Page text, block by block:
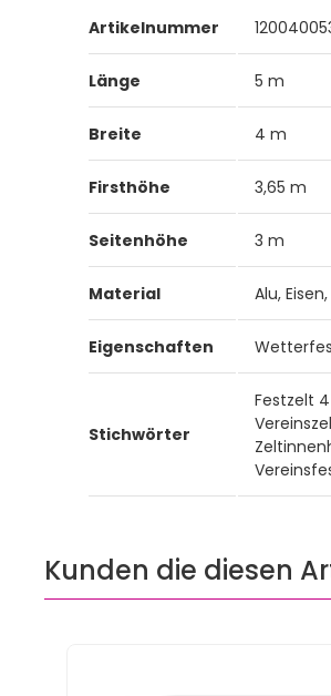
Artikelnummer
Länge 5 m
Breite 4 m
Firsthöhe 3,65 m
Seitenhöhe 3 m
Material Alu,
Eigenschaften
Stichwörter
Festzelt
Kunden die diesen